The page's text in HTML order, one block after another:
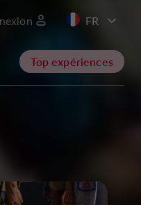
Top expériences